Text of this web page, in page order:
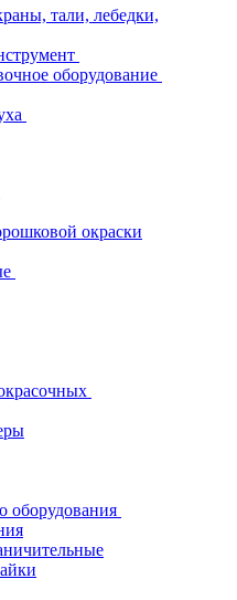
тали, лебедки,
оборудование
окраски
оборудования